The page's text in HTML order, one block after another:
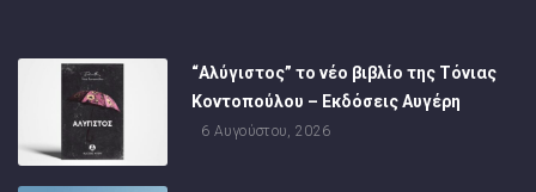
“Αλύγιστος” το νέο βιβλίο της Τόνιας
Κοντοπούλου – Εκδόσεις Αυγέρη
6 Αυγούστου, 2026